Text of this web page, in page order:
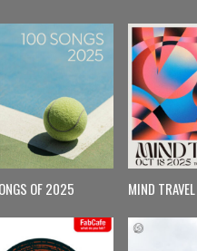
OF 2025 MIND TRAVEL